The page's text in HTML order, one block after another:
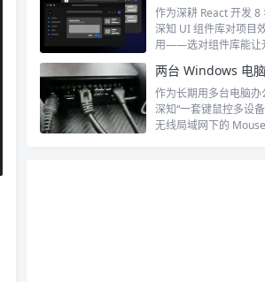
作为深耕 React 开发 8
深知 UI 组件库对项目
用——选对组件库能让
作为长期用多台电脑
深知“一套键鼠控多设
无线局域网下的